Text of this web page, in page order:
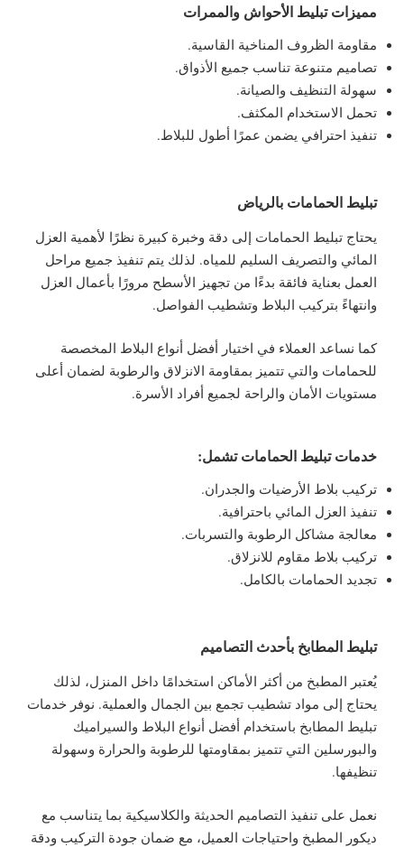
مميزات تبليط الأحواش والممرات
مقاومة الظروف المناخية القاسية.
تصاميم متنوعة تناسب جميع الأذواق.
سهولة التنظيف والصيانة.
تحمل الاستخدام المكثف.
تنفيذ احترافي يضمن عمرًا أطول للبلاط.
تبليط الحمامات بالرياض
يحتاج تبليط الحمامات إلى دقة وخبرة كبيرة نظرًا لأهمية العزل
المائي والتصريف السليم للمياه. لذلك يتم تنفيذ جميع مراحل
العمل بعناية فائقة بدءًا من تجهيز الأسطح مرورًا بأعمال العزل
وانتهاءً بتركيب البلاط وتشطيب الفواصل.
كما نساعد العملاء في اختيار أفضل أنواع البلاط المخصصة
للحمامات والتي تتميز بمقاومة الانزلاق والرطوبة لضمان أعلى
مستويات الأمان والراحة لجميع أفراد الأسرة.
خدمات تبليط الحمامات تشمل:
تركيب بلاط الأرضيات والجدران.
تنفيذ العزل المائي باحترافية.
معالجة مشاكل الرطوبة والتسربات.
تركيب بلاط مقاوم للانزلاق.
تجديد الحمامات بالكامل.
تبليط المطابخ بأحدث التصاميم
يُعتبر المطبخ من أكثر الأماكن استخدامًا داخل المنزل، لذلك
يحتاج إلى مواد تشطيب تجمع بين الجمال والعملية. نوفر خدمات
تبليط المطابخ باستخدام أفضل أنواع البلاط والسيراميك
والبورسلين التي تتميز بمقاومتها للرطوبة والحرارة وسهولة
تنظيفها.
نعمل على تنفيذ التصاميم الحديثة والكلاسيكية بما يتناسب مع
ديكور المطبخ واحتياجات العميل، مع ضمان جودة التركيب ودقة